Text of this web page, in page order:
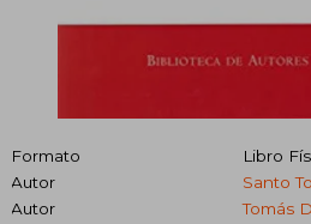
Formato
Libro
Autor
Santo
Autor
Tomás